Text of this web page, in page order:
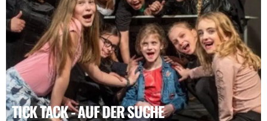
TICK TACK - AUF DER SUCHE